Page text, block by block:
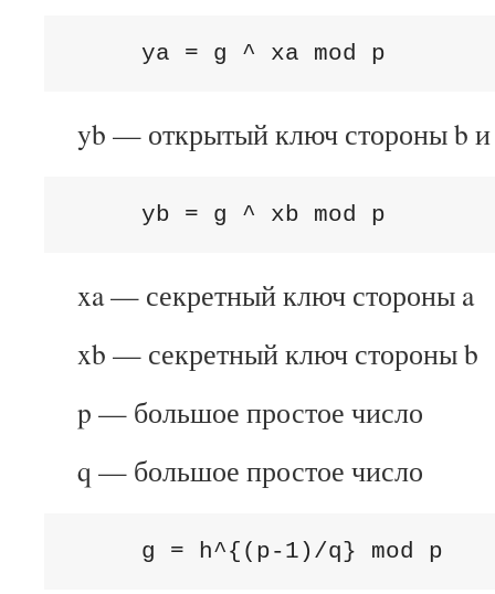
     ya = g ^ xa mod p
yb — открытый ключ стороны b и
     yb = g ^ xb mod p
xa — секретный ключ стороны a
xb — секретный ключ стороны b
p — большое простое число
q — большое простое число
     g = h^{(p-1)/q} mod p